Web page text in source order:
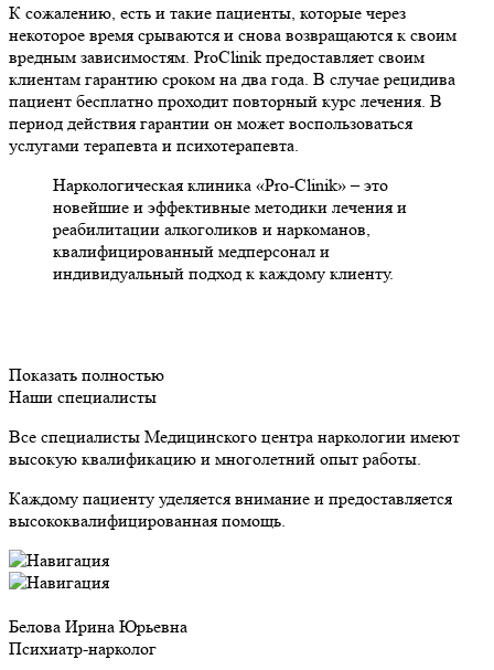
К сожалению, есть и такие пациенты, которые через
некоторое время срываются и снова возвращаются к своим
вредным зависимостям. ProClinik предоставляет своим
клиентам гарантию сроком на два года. В случае рецидива
пациент бесплатно проходит повторный курс лечения. В
период действия гарантии он может воспользоваться
услугами терапевта и психотерапевта.
Наркологическая клиника «Pro-Clinik»– это
новейшие и эффективные методики лечения и
реабилитации алкоголиков и наркоманов,
квалифицированный медперсонал и
индивидуальный подход к каждому клиенту.
Показать полностью
Наши специалисты
Все специалисты Медицинского центра наркологии имеют
высокую квалификацию и многолетний опыт работы.
Каждому пациенту уделяется внимание и предоставляется
высококвалифицированная помощь.
Белова Ирина Юрьевна
Психиатр-нарколог